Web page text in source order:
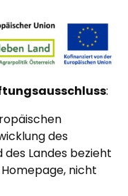
:
des
des Landes bezieht
nicht